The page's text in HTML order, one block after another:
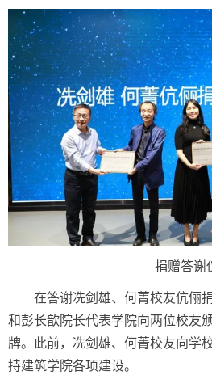
捐赠答谢
在答谢冼剑雄、何菁校友伉俪
和彭长歆院长代表学院向两位校友
牌。此前，冼剑雄、何菁校友向学
持建筑学院各项建设。